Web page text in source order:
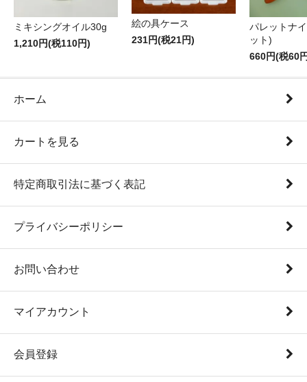
ミキシングオイル30g
1,210円(税110円)
絵の具ケース
231円(税21円)
パレットナ
ット)
660円(税60
ホーム
カートを見る
特定商取引法に基づく表記
プライバシーポリシー
お問い合わせ
マイアカウント
会員登録